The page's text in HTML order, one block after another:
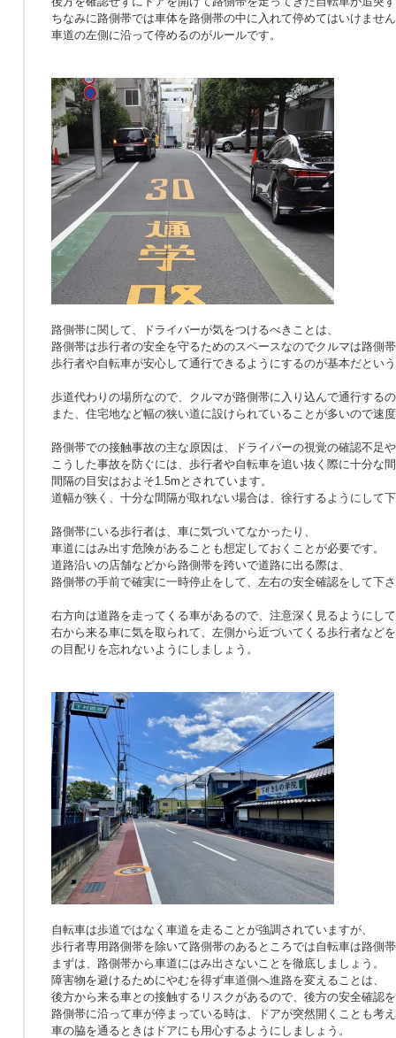
ちなみに路側帯では車体を路側帯の中に入れて停めてはいけませ
車道の左側に沿って停めるのがルールです。
路側帯に関して、ドライバーが気をつけるべきことは、
路側帯は歩行者の安全を守るためのスペースなのでクルマは路側
歩行者や自転車が安心して通行できるようにするのが基本だとい
歩道代わりの場所なので、クルマが路側帯に入り込んで通行する
また、住宅地など幅の狭い道に設けられていることが多いので速
路側帯での接触事故の主な原因は、ドライバーの視覚の確認不足
こうした事故を防ぐには、歩行者や自転車を追い抜く際に十分な
間隔の目安はおよそ1.5mとされています。
道幅が狭く、十分な間隔が取れない場合は、徐行するようにして
路側帯にいる歩行者は、車に気づいてなかったり、
車道にはみ出す危険があることも想定しておくことが必要です。
道路沿いの店舗などから路側帯を跨いで道路に出る際は、
路側帯の手前で確実に一時停止をして、左右の安全確認をして下
右方向は道路を走ってくる車があるので、注意深く見るようにし
右から来る車に気を取られて、左側から近づいてくる歩行者など
の目配りを忘れないようにしましょう。
自転車は歩道ではなく車道を走ることが強調されていますが、
歩行者専用路側帯を除いて路側帯のあるところでは自転車は路側
まずは、路側帯から車道にはみ出さないことを徹底しましょう。
障害物を避けるためにやむを得ず車道側へ進路を変えることは、
後方から来る車との接触するリスクがあるので、後方の安全確認
路側帯に沿って車が停まっている時は、ドアが突然開くことも考
車の脇を通るときはドアにも用心するようにしましょう。